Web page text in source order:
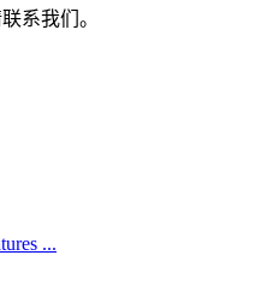
系我们。
...